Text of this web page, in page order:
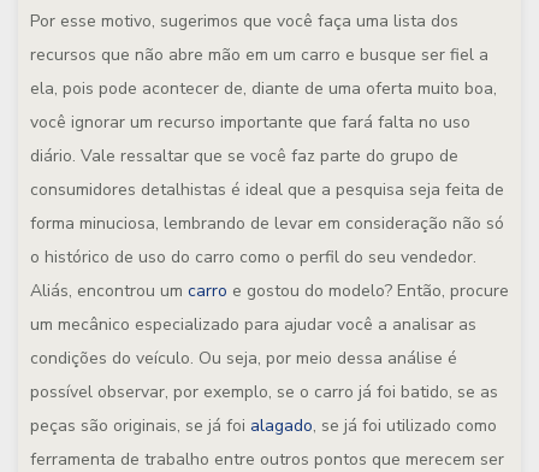
Por esse motivo, sugerimos que você faça uma lista dos
recursos que não abre mão em um carro e busque ser fiel a
ela, pois pode acontecer de, diante de uma oferta muito boa,
você ignorar um recurso importante que fará falta no uso
diário. Vale ressaltar que se você faz parte do grupo de
consumidores detalhistas é ideal que a pesquisa seja feita de
forma minuciosa, lembrando de levar em consideração não só
o histórico de uso do carro como o perfil do seu vendedor.
Aliás, encontrou um carro e gostou do modelo? Então, procure
um mecânico especializado para ajudar você a analisar as
condições do veículo. Ou seja, por meio dessa análise é
possível observar, por exemplo, se o carro já foi batido, se as
peças são originais, se já foi alagado, se já foi utilizado como
ferramenta de trabalho entre outros pontos que merecem ser